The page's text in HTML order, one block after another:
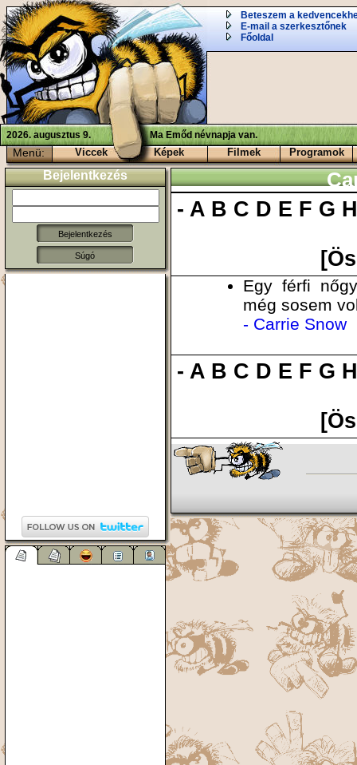
Beteszem a
E-mail a szerkesztőnek
Főoldal
2026. augusztus 9. Ma Emőd névnapja van.
Menü: Viccek Képek Filmek Programok
Bejelentkezés
Súgó
-A B C D E F G
Egy férfi
még sosem
- Carrie Snow
-A B C D E F G